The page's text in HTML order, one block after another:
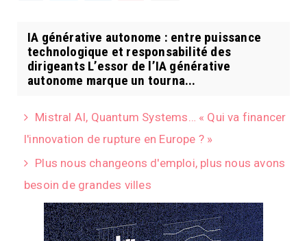
IA générative autonome : entre puissance
technologique et responsabilité des
dirigeants L’essor de l’IA générative
autonome marque un tourna...
Mistral AI, Quantum Systems… « Qui va financer
l'innovation de rupture en Europe ? »
Plus nous changeons d'emploi, plus nous avons
besoin de grandes villes